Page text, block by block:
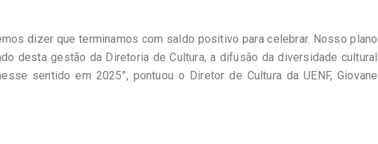
dizer que terminamos com saldo positivo para celebrar. Nosso plano
desta gestão da Diretoria de Cultura, a difusão da diversidade cultural
sentido em 2025”, pontuou o Diretor de Cultura da UENF, Giovane